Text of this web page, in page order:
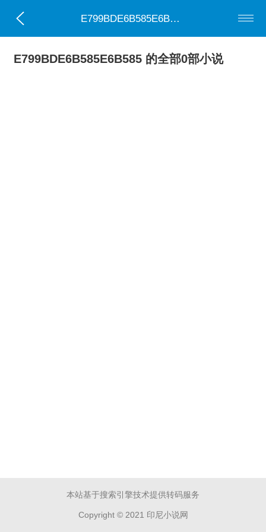
E799BDE6B585E6B585
E799BDE6B585E6B585 的全部0部小说
本站基于搜索引擎技术提供转码服务
Copyright © 2021 印尼小说网